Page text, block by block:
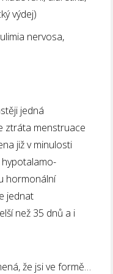
výdej)
nervosa,
jedná
ztráta menstruace
již v minulosti
hypotalamo-
hormonální
jednat
než 35 dnů a i
že jsi ve formě…